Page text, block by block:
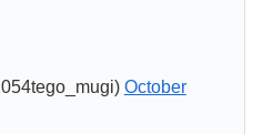
October